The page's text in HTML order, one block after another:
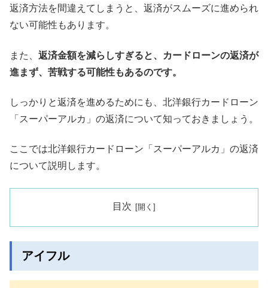
返済方法を間違えてしまうと、返済がスムーズに進められ
ない可能性もあります。
また、 返済金額を減らしすぎると、カードローンの返済が
進まず、苦戦する可能性もあるのです。
しっかりと返済を進めるためにも、北洋銀行カードローン
「スーパーアルカ」の返済について知っておきましょう。
ここでは北洋銀行カードローン「スーパーアルカ」の返済
について説明します。
目次
アイフル